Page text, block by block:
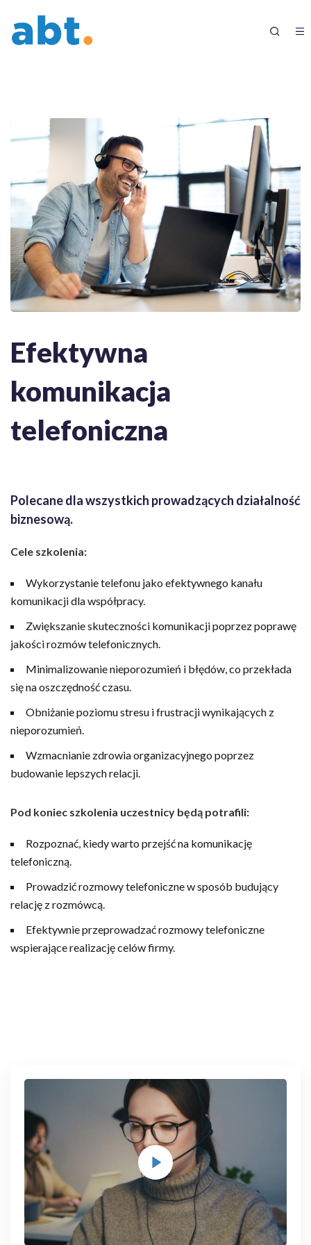
Efektywna
komunikacja
telefoniczna
Polecane dla wszystkich prowadzących działalność
biznesową.
Cele szkolenia:
Wykorzystanie telefonu jako efektywnego kanału
komunikacji dla współpracy.
Zwiększanie skuteczności komunikacji poprzez poprawę
jakości rozmów telefonicznych.
Minimalizowanie nieporozumień i błędów, co przekłada
się na oszczędność czasu.
Obniżanie poziomu stresu i frustracji wynikających z
nieporozumień.
Wzmacnianie zdrowia organizacyjnego poprzez
budowanie lepszych relacji.
Pod koniec szkolenia uczestnicy będą potrafili:
Rozpoznać, kiedy warto przejść na komunikację
telefoniczną.
Prowadzić rozmowy telefoniczne w sposób budujący
relację z rozmówcą.
Efektywnie przeprowadzać rozmowy telefoniczne
wspierające realizację celów firmy.